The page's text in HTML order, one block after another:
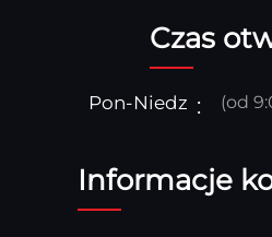
Czas
Pon-Niedz (od
Informacje